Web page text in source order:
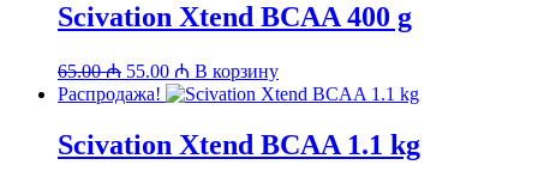
Scivation Xtend BCAA 400 g
65.00₼ Первоначальная
цена
составляла
65.00 ₼.
55.00 ₼ Текущая
цена:
В корзину
Распродажа!
Scivation Xtend BCAA 1.1 kg